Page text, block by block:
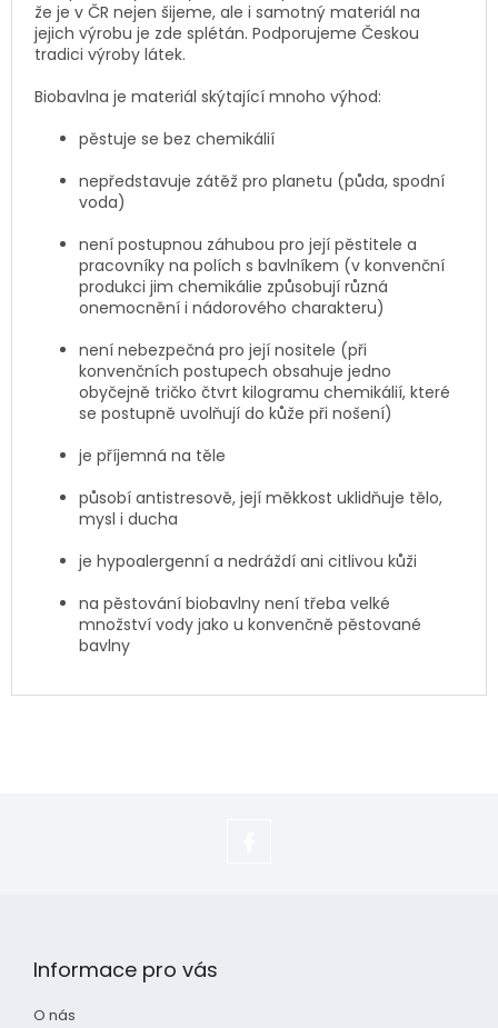
že je v ČR nejen šijeme, ale i samotný materiál na
jejich výrobu je zde splétán. Podporujeme Českou
tradici výroby látek.
Biobavlna je materiál skýtající mnoho výhod:
pěstuje se bez chemikálií
nepředstavuje zátěž pro planetu (půda, spodní
voda)
není postupnou záhubou pro její pěstitele a
pracovníky na polích s bavlníkem (v konvenční
produkci jim chemikálie způsobují různá
onemocnění i nádorového charakteru)
není nebezpečná pro její nositele (při
konvenčních postupech obsahuje jedno
obyčejně tričko čtvrt kilogramu chemikálií, které
se postupně uvolňují do kůže při nošení)
je příjemná na těle
působí antistresově, její měkkost uklidňuje tělo,
mysl i ducha
je hypoalergenní a nedráždí ani citlivou kůži
na pěstování biobavlny není třeba velké
množství vody jako u konvenčně pěstované
bavlny
Informace pro vás
O nás